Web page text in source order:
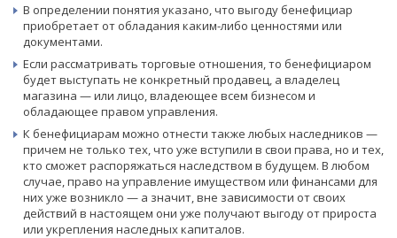
В определении понятия указано, что выгоду бенефициар
приобретает от обладания каким-либо ценностями или
документами.
Если рассматривать торговые отношения, то бенефициаром
будет выступать не конкретный продавец, а владелец
магазина — или лицо, владеющее всем бизнесом и
обладающее правом управления.
К бенефициарам можно отнести также любых наследников —
причем не только тех, что уже вступили в свои права, но и тех,
кто сможет распоряжаться наследством в будущем. В любом
случае, право на управление имуществом или финансами для
них уже возникло — а значит, вне зависимости от своих
действий в настоящем они уже получают выгоду от прироста
или укрепления наследных капиталов.